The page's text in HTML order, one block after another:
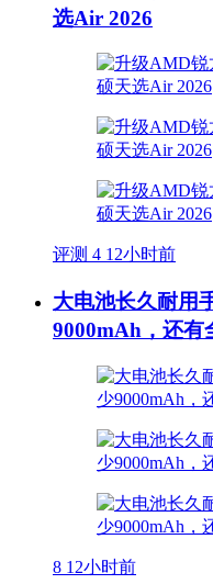
选Air 2026
评测 4 12小时前
大电池长久耐用
9000mAh，还有
8 12小时前